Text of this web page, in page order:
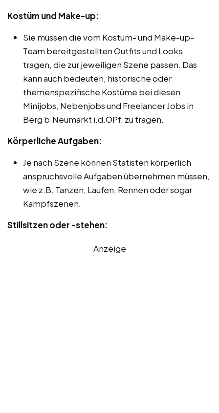
Kostüm und Make-up:
Sie müssen die vom Kostüm- und Make-up-
Team bereitgestellten Outfits und Looks
tragen, die zur jeweiligen Szene passen. Das
kann auch bedeuten, historische oder
themenspezifische Kostüme bei diesen
Minijobs, Nebenjobs und Freelancer Jobs in
Berg b.Neumarkt i.d.OPf. zu tragen.
Körperliche Aufgaben:
Je nach Szene können Statisten körperlich
anspruchsvolle Aufgaben übernehmen müssen,
wie z.B. Tanzen, Laufen, Rennen oder sogar
Kampfszenen.
Stillsitzen oder -stehen:
Anzeige